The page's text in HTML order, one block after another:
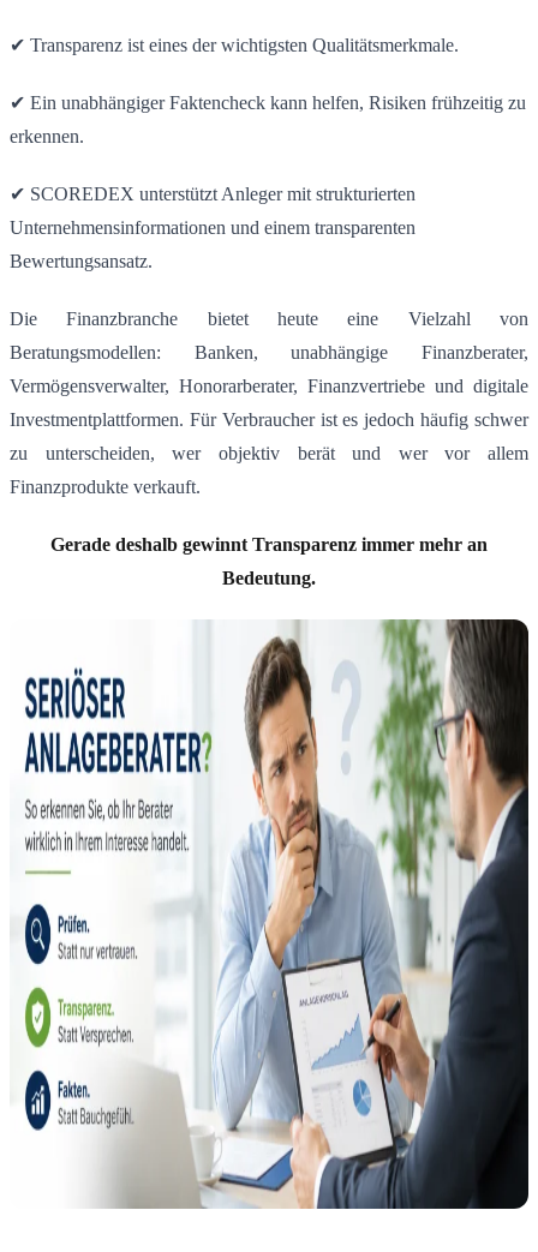
✔ Transparenz ist eines der wichtigsten Qualitätsmerkmale.
✔ Ein unabhängiger Faktencheck kann helfen, Risiken frühzeitig zu
erkennen.
✔ SCOREDEX unterstützt Anleger mit strukturierten
Unternehmensinformationen und einem transparenten
Bewertungsansatz.
Die Finanzbranche bietet heute eine Vielzahl von
Beratungsmodellen: Banken, unabhängige Finanzberater,
Vermögensverwalter, Honorarberater, Finanzvertriebe und digitale
Investmentplattformen. Für Verbraucher ist es jedoch häufig schwer
zu unterscheiden, wer objektiv berät und wer vor allem
Finanzprodukte verkauft.
Gerade deshalb gewinnt Transparenz immer mehr an
Bedeutung.